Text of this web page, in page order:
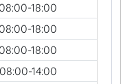
18:00
18:00
18:00
08:00-14:00